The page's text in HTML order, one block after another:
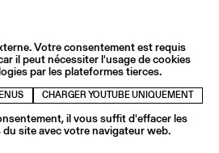
Votre consentement est requis
il peut nécessiter l'usage de cookies
par les plateformes tierces.
CHARGER YOUTUBE UNIQUEMENT
il vous suffit d'effacer les
site avec votre navigateur web.